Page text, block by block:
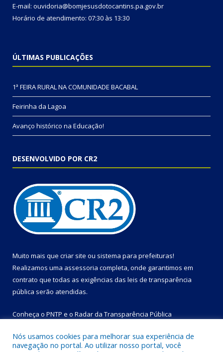
E-mail: ouvidoria@bomjesusdotocantins.pa.gov.br
Horário de atendimento: 07:30 às 13:30
ÚLTIMAS PUBLICAÇÕES
1ª FEIRA RURAL NA COMUNIDADE BACABAL
Feirinha da Lagoa
Avanço histórico na Educação!
DESENVOLVIDO POR CR2
Muito mais que criar site ou sistema para prefeituras!
Realizamos uma assessoria completa, onde garantimos em
contrato que todas as exigências das leis de transparência
pública serão atendidas.
Conheça o PNTP e o Radar da Transparência Pública
Nós usamos cookies para melhorar sua experiência de
navegação no portal. Ao utilizar nosso portal, você